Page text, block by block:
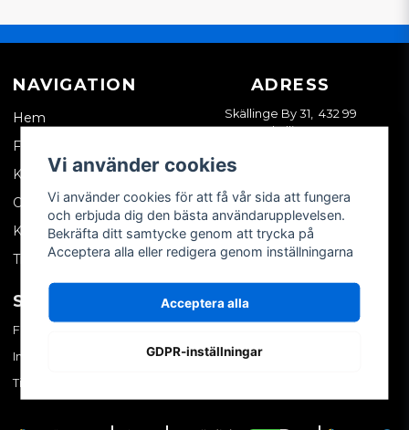
NAVIGATION
Hem
Företagskund
Kontakta oss
Om oss
Köpvillkor
Tips & trix
ADRESS
Skällinge By 31, 432 99
Skällinge
SOCIALA MEDIER
Facebook
Instagram
TikTok
MITT KONTO
Skapa konto
Vi använder cookies
Vi använder cookies för att få vår sida att fungera
och erbjuda dig den bästa användarupplevelsen.
Bekräfta ditt samtycke genom att trycka på
Acceptera alla eller redigera genom inställningarna
Acceptera alla
GDPR-inställningar